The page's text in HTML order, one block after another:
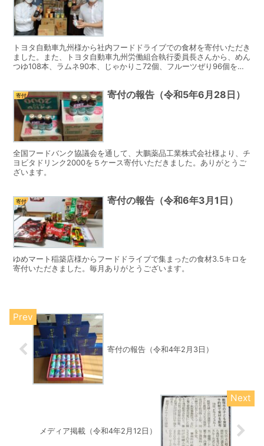
トヨタ自動車九州様から社内フードドライブでの食材を寄付いただき
ました。また、トヨタ自動車九州労働組合執行委員長さんから、めん
つゆ108本、ラムネ90本、じゃかりこ72個、フルーツぜり96個を寄
寄付 寄付の報告（令和5年6月28日）
全国フードバンク協議会を通して、大鵬薬品工業株式会社様より、チ
ヨビタドリンク2000を５ケース寄付いただきました。ありがとうご
ざいます。
寄付 寄付の報告（令和6年3月1日）
ゆめマート稲築店様からフードドライブで集まったの食材3.5キロを
寄付いただきました。毎月ありがとうございます。
寄付の報告（令和4年2月3日）
メディア掲載（令和4年2月12日）